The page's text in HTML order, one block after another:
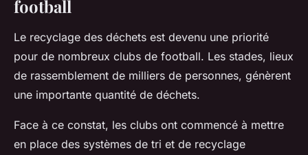
football
Le recyclage des déchets est devenu une priorité
pour de nombreux clubs de football. Les stades, lieux
de rassemblement de milliers de personnes, génèrent
une importante quantité de déchets.
Face à ce constat, les clubs ont commencé à mettre
en place des systèmes de tri et de recyclage